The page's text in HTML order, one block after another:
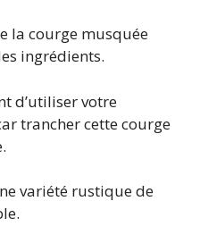
la courge musquée
ingrédients.
d’utiliser votre
trancher cette courge
variété rustique de